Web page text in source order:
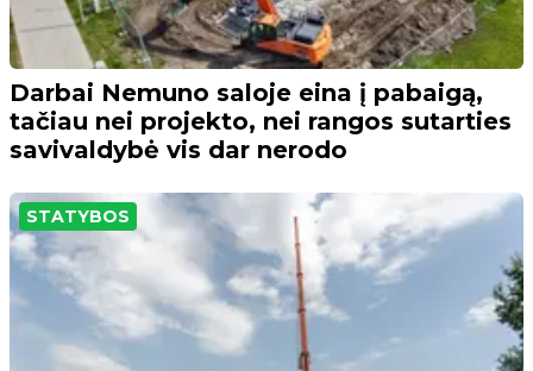
Darbai Nemuno saloje eina į pabaigą,
tačiau nei projekto, nei rangos sutarties
savivaldybė vis dar nerodo
STATYBOS